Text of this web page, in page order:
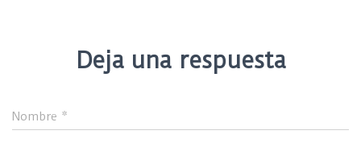
Deja una respuesta
Nombre *